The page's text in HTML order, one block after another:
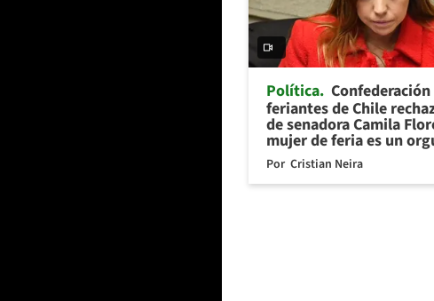
Política Confederación
feriantes de Chile
de senadora Camila
mujer de feria es un
Por Cristian Neira